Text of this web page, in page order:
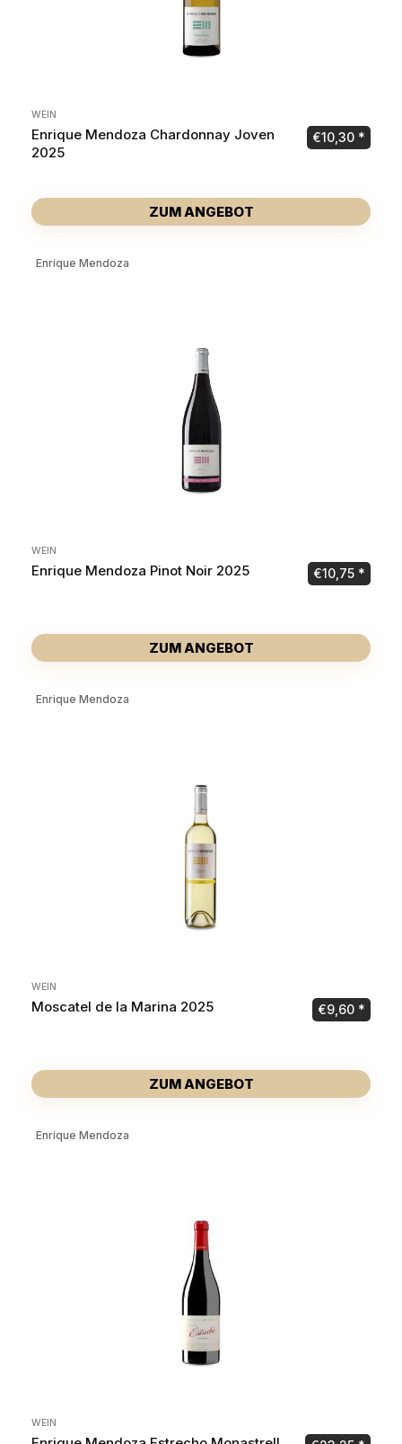
WEIN
Enrique Mendoza Chardonnay Joven
2025
€10,30
ZUM ANGEBOT
Enrique Mendoza
WEIN
Enrique Mendoza Pinot Noir 2025 €10,75
ZUM ANGEBOT
Enrique Mendoza
WEIN
Moscatel de la Marina 2025 €9,60
ZUM ANGEBOT
Enrique Mendoza
WEIN